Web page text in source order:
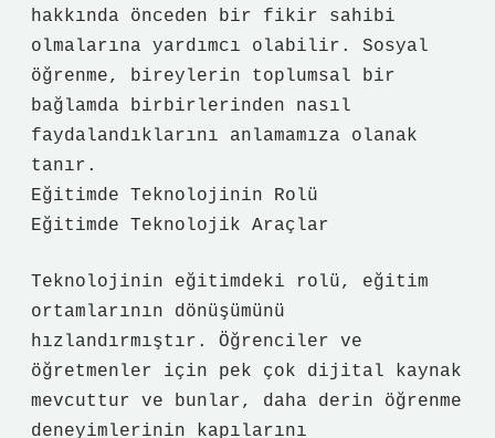
hakkında önceden bir fikir sahibi
olmalarına yardımcı olabilir. Sosyal
öğrenme, bireylerin toplumsal bir
bağlamda birbirlerinden nasıl
faydalandıklarını anlamamıza olanak
tanır.
Eğitimde Teknolojinin Rolü
Eğitimde Teknolojik Araçlar
Teknolojinin eğitimdeki rolü, eğitim
ortamlarının dönüşümünü
hızlandırmıştır. Öğrenciler ve
öğretmenler için pek çok dijital kaynak
mevcuttur ve bunlar, daha derin öğrenme
deneyimlerinin kapılarını